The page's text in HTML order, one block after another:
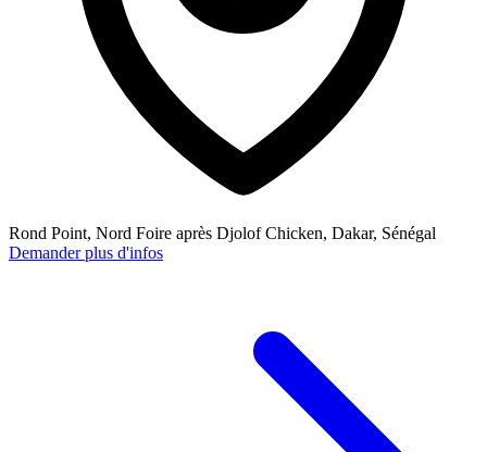
Rond Point, Nord Foire après Djolof Chicken, Dakar, Sénégal
Demander plus d'infos